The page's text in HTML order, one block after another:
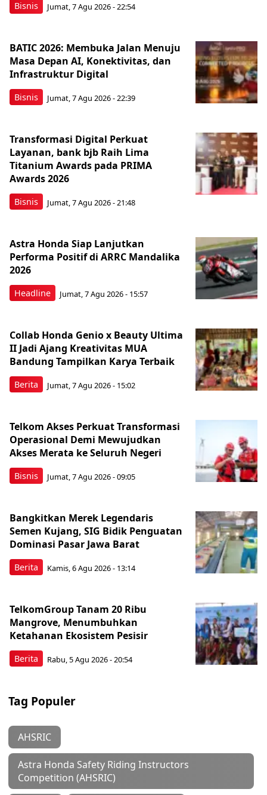
Bisnis Jumat, 7 Agu 2026 - 22:54
Bisnis
BATIC 2026: Membuka Jalan Menuju
Masa Depan AI, Konektivitas, dan
Infrastruktur Digital
Jumat, 7 Agu 2026 - 22:39
Bisnis
Transformasi Digital Perkuat
Layanan, bank bjb Raih Lima
Titanium Awards pada PRIMA
Awards 2026
Jumat, 7 Agu 2026 - 21:48
Headline
Astra Honda Siap Lanjutkan
Performa Positif di ARRC Mandalika
2026
Jumat, 7 Agu 2026 - 15:57
Berita
Collab Honda Genio x Beauty Ultima
II Jadi Ajang Kreativitas MUA
Bandung Tampilkan Karya Terbaik
Jumat, 7 Agu 2026 - 15:02
Bisnis
Telkom Akses Perkuat Transformasi
Operasional Demi Mewujudkan
Akses Merata ke Seluruh Negeri
Jumat, 7 Agu 2026 - 09:05
Berita
Bangkitkan Merek Legendaris
Semen Kujang, SIG Bidik Penguatan
Dominasi Pasar Jawa Barat
Kamis, 6 Agu 2026 - 13:14
Berita
TelkomGroup Tanam 20 Ribu
Mangrove, Menumbuhkan
Ketahanan Ekosistem Pesisir
Rabu, 5 Agu 2026 - 20:54
Tag Populer
AHSRIC
Astra Honda Safety Riding Instructors
Competition (AHSRIC)